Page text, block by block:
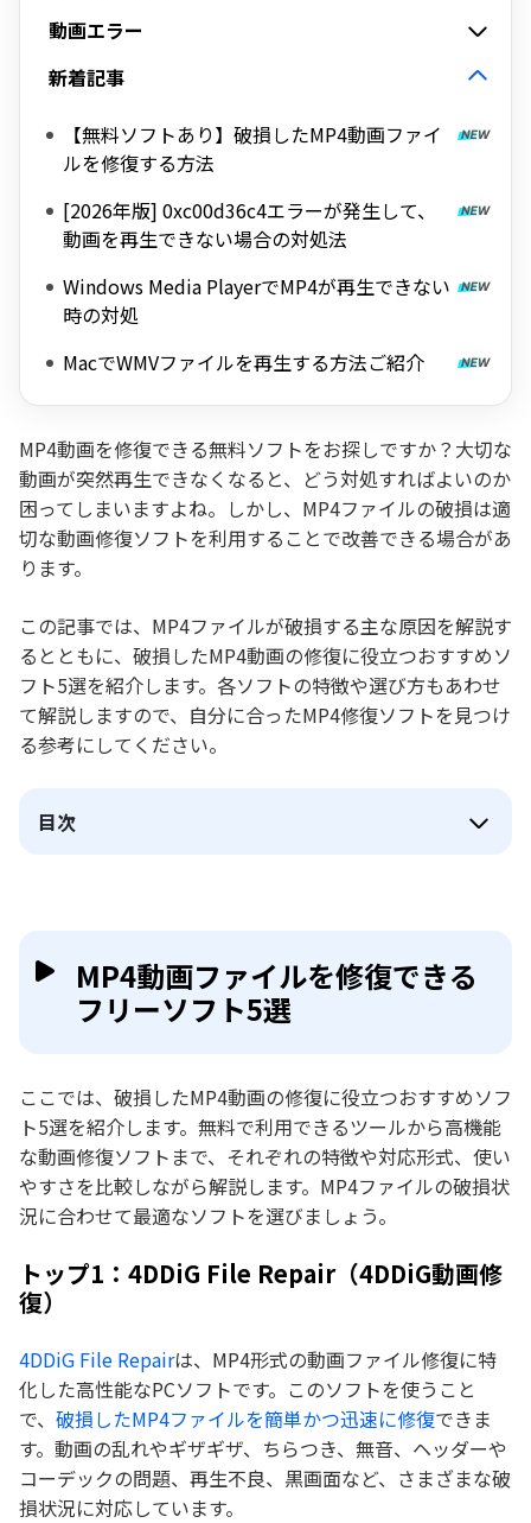
動画エラー
新着記事
【無料ソフトあり】破損したMP4動画ファイ
ルを修復する方法
[2026年版] 0xc00d36c4エラーが発生して、
動画を再生できない場合の対処法
Windows Media PlayerでMP4が再生できない
時の対処
MacでWMVファイルを再生する方法ご紹介
MP4動画を修復できる無料ソフトをお探しですか？大切な
動画が突然再生できなくなると、どう対処すればよいのか
困ってしまいますよね。しかし、MP4ファイルの破損は適
切な動画修復ソフトを利用することで改善できる場合があ
ります。
この記事では、MP4ファイルが破損する主な原因を解説す
るとともに、破損したMP4動画の修復に役立つおすすめソ
フト5選を紹介します。各ソフトの特徴や選び方もあわせ
て解説しますので、自分に合ったMP4修復ソフトを見つけ
る参考にしてください。
目次
MP4動画ファイルを修復できる
フリーソフト5選
ここでは、破損したMP4動画の修復に役立つおすすめソフ
ト5選を紹介します。無料で利用できるツールから高機能
な動画修復ソフトまで、それぞれの特徴や対応形式、使い
やすさを比較しながら解説します。MP4ファイルの破損状
況に合わせて最適なソフトを選びましょう。
トップ1：4DDiG File Repair（4DDiG動画修
復）
4DDiG File Repairは、MP4形式の動画ファイル修復に特
化した高性能なPCソフトです。このソフトを使うこと
で、 破損したMP4ファイルを簡単かつ迅速に修復できま
す。動画の乱れやギザギザ、ちらつき、無音、ヘッダーや
コーデックの問題、再生不良、黒画面など、さまざまな破
損状況に対応しています。